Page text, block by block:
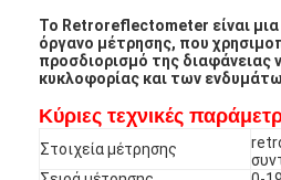
Το Retroreflectometer είναι
όργανο μέτρησης, που
προσδιορισμό της
κυκλοφορίας και των
Κύριες τεχνικές
Στοιχεία μέτρησης